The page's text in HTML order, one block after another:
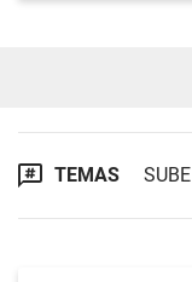
TEMAS SUBE